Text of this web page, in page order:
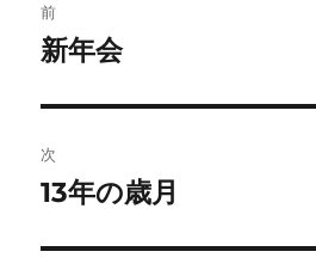
稿
ビ
ゲ
ー
前
前
投
稿:
新年会
次
次
投
13年の歳月